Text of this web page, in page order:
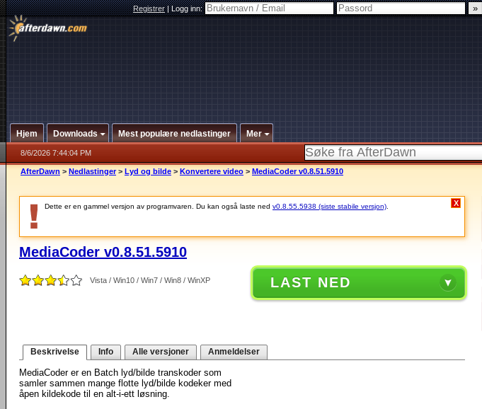
Registrer|Logg inn:
Hjem Downloads Mest populære nedlastinger Mer
8/6/2026 7:44:04 PM
AfterDawn > Nedlastinger > Lyd og bilde > Konvertere video > MediaCoder v0.8.51.5910
Dette er en gammel versjon av programvaren. Du kan også laste ned v0.8.55.5938 (siste stabile versjon) X
MediaCoder v0.8.51.5910
Vista / Win10 / Win7 / Win8 / WinXP LAST NED
Beskrivelse Info Alle versjoner Anmeldelser
MediaCoder er en Batch lyd/bilde transkoder som
samler sammen mange flotte lyd/bilde kodeker med
åpen kildekode til en alt-i-ett løsning.